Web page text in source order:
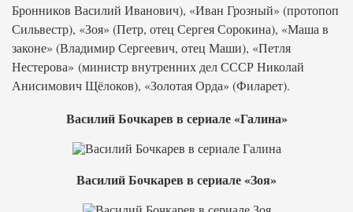
Бронников Василий Иванович), «Иван Грозный» (протопоп
Сильвестр), «Зоя» (Петр, отец Сергея Сорокина), «Маша в
законе» (Владимир Сергеевич, отец Маши), «Петля
Нестерова» (министр внутренних дел СССР Николай
Анисимович Щёлоков), «Золотая Орда» (Филарет).
Василий Бочкарев в сериале «Галина»
Василий Бочкарев в сериале «Зоя»